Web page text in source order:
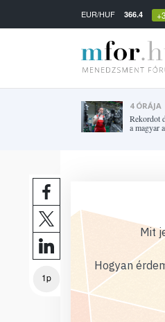
EUR/HUF 366.4
4 ÓRÁJA
Rekordot
a magyar
1p
Mit
Hogyan